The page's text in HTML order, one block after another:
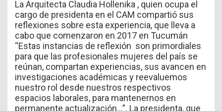
La Arquitecta Claudia Hollenika , quien ocupa el
cargo de presidenta en el CAM compartió sus
reflexiones sobre esta experiencia, que lleva a
cabo que comenzaron en 2017 en Tucumán
“Estas instancias de reflexión son primordiales
para que las profesionales mujeres del país se
reúnan, compartan experiencias, sus avancen en
investigaciones académicas y reevaluemos
nuestro rol desde nuestros respectivos
espacios laborales, para mantenernos en
permanente actualización…”. La presidenta, que